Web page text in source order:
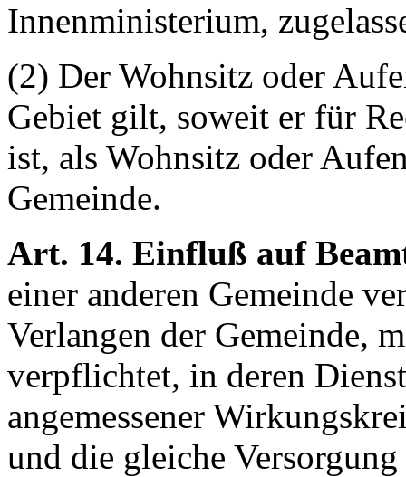
Innenministerium,
(2) Der Wohnsitz oder
Gebiet gilt, soweit er für
ist, als Wohnsitz oder
Gemeinde.
Art. 14. Einfluß auf
einer anderen Gemeinde
Verlangen der Gemeinde,
verpflichtet, in deren
angemessener
und die gleiche